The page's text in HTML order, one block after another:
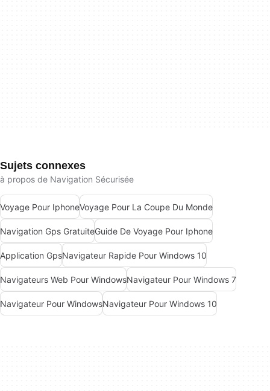
Sujets connexes
à propos de Navigation Sécurisée
Voyage Pour IphoneVoyage Pour La Coupe Du Monde
Navigation Gps GratuiteGuide De Voyage Pour Iphone
Application GpsNavigateur Rapide Pour Windows 10
Navigateurs Web Pour WindowsNavigateur Pour Windows 7
Navigateur Pour WindowsNavigateur Pour Windows 10